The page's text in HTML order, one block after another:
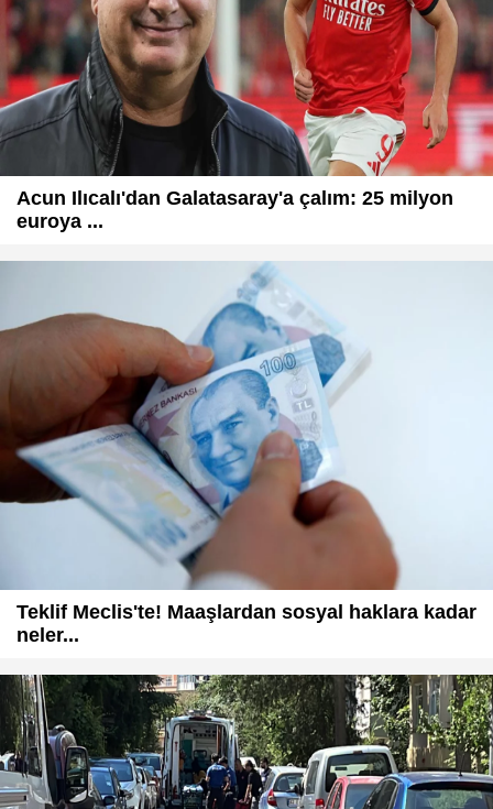
Acun Ilıcalı'dan Galatasaray'a çalım: 25 milyon
euroya ...
Teklif Meclis'te! Maaşlardan sosyal haklara kadar
neler...